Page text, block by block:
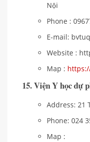
Nội
Phone :
E-mail:
Website :
Map :
15. Viện Y học dự
Address: 21
Phone: 024
Map :